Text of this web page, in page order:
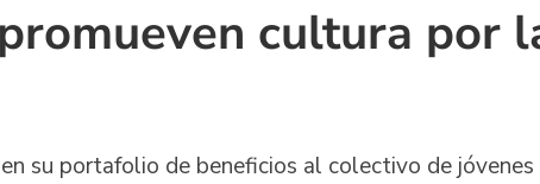
cultura por
su portafolio de beneficios al colectivo de